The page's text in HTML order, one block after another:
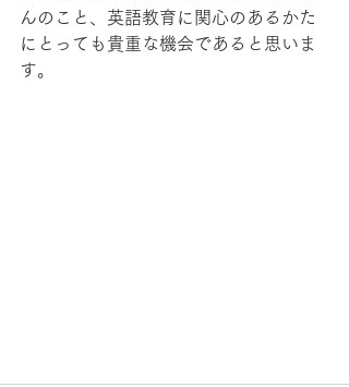
んのこと、英語教育に関心のあるかた
にとっても貴重な機会であると思いま
す。